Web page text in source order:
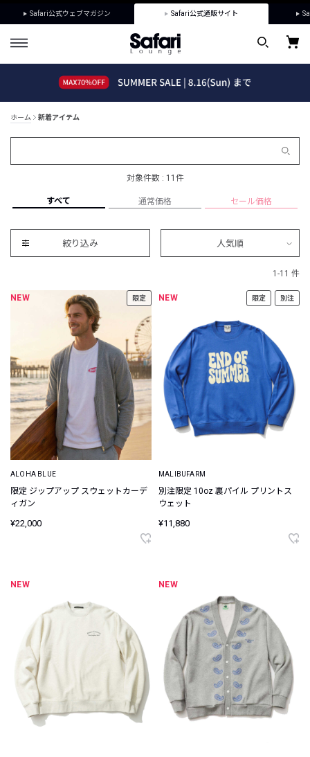
Safari公式ウェブマガジン Safari公式通販サイト
ホーム 新着アイテム
対象件数 : 11件
すべて 通常価格 セール価格
絞り込み 人気順
1-11 件
NEW 限定
ALOHA BLUE
限定 ジップアップ スウェットカーデ
ィガン
¥22,000
NEW 限定 別注
MALIBUFARM
別注限定 10oz 裏パイル プリントス
ウェット
¥11,880
NEW NEW